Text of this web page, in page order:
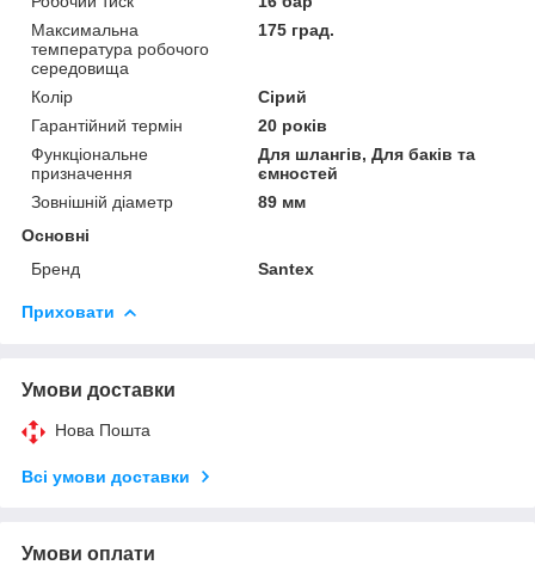
Максимальна
температура робочого
середовища
175 град.
Колір
Сірий
Гарантійний термін
20 років
Функціональне
призначення
Для шлангів, Для баків та
ємностей
Зовнішній діаметр
89 мм
Основні
Бренд
Santex
Приховати
Умови доставки
Нова Пошта
Всі умови доставки
Умови оплати